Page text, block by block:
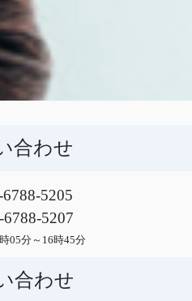
合わせ
5205
5207
05分～16時45分
合わせ